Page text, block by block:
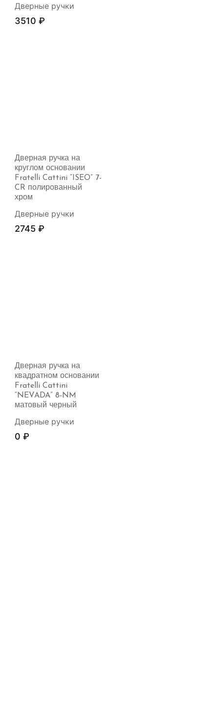
Дверные ручки
3510 ₽
Дверная ручка на
круглом основании
Fratelli Cattini “ISEO” 7-
CR полированный
хром
Дверные ручки
2745 ₽
Дверная ручка на
квадратном основании
Fratelli Cattini
“NEVADA” 8-NM
матовый черный
Дверные ручки
0 ₽